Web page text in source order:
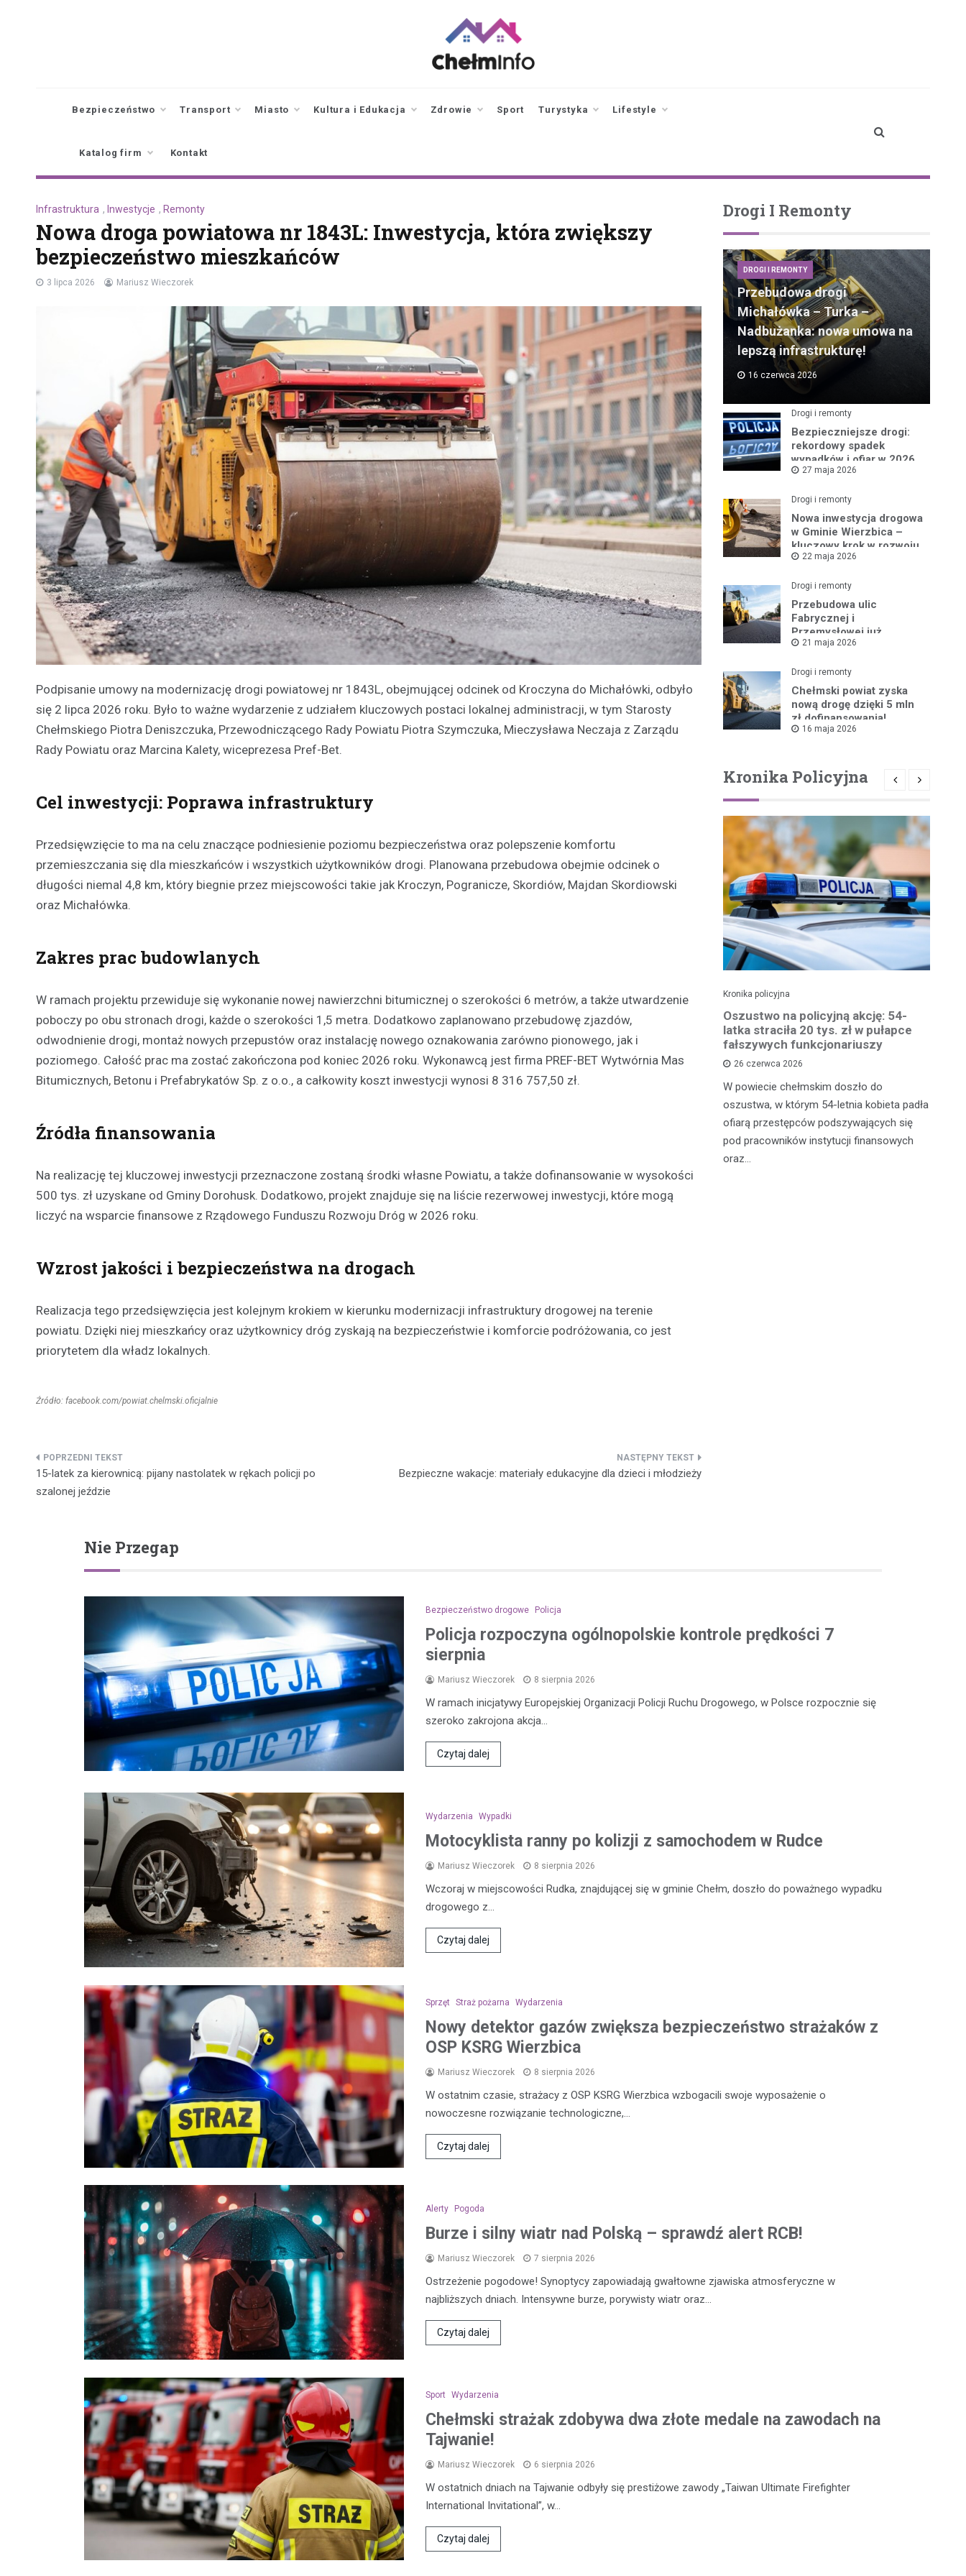
Bezpieczeństwo Transport Miasto Kultura i Edukacja Zdrowie Sport Turystyka Lifestyle
Katalog firm Kontakt
Infrastruktura , Inwestycje , Remonty
Nowa droga powiatowa nr 1843L: Inwestycja, która zwiększy
bezpieczeństwo mieszkańców
3 lipca 2026 Mariusz Wieczorek
Podpisanie umowy na modernizację drogi powiatowej nr 1843L, obejmującej odcinek od Kroczyna do Michałówki, odbyło
się 2 lipca 2026 roku. Było to ważne wydarzenie z udziałem kluczowych postaci lokalnej administracji, w tym Starosty
Chełmskiego Piotra Deniszczuka, Przewodniczącego Rady Powiatu Piotra Szymczuka, Mieczysława Neczaja z Zarządu
Rady Powiatu oraz Marcina Kalety, wiceprezesa Pref-Bet.
Cel inwestycji: Poprawa infrastruktury
Przedsięwzięcie to ma na celu znaczące podniesienie poziomu bezpieczeństwa oraz polepszenie komfortu
przemieszczania się dla mieszkańców i wszystkich użytkowników drogi. Planowana przebudowa obejmie odcinek o
długości niemal 4,8 km, który biegnie przez miejscowości takie jak Kroczyn, Pogranicze, Skordiów, Majdan Skordiowski
oraz Michałówka.
Zakres prac budowlanych
W ramach projektu przewiduje się wykonanie nowej nawierzchni bitumicznej o szerokości 6 metrów, a także utwardzenie
poboczy po obu stronach drogi, każde o szerokości 1,5 metra. Dodatkowo zaplanowano przebudowę zjazdów,
odwodnienie drogi, montaż nowych przepustów oraz instalację nowego oznakowania zarówno pionowego, jak i
poziomego. Całość prac ma zostać zakończona pod koniec 2026 roku. Wykonawcą jest firma PREF-BET Wytwórnia Mas
Bitumicznych, Betonu i Prefabrykatów Sp. z o.o., a całkowity koszt inwestycji wynosi 8 316 757,50 zł.
Źródła finansowania
Na realizację tej kluczowej inwestycji przeznaczone zostaną środki własne Powiatu, a także dofinansowanie w wysokości
500 tys. zł uzyskane od Gminy Dorohusk. Dodatkowo, projekt znajduje się na liście rezerwowej inwestycji, które mogą
liczyć na wsparcie finansowe z Rządowego Funduszu Rozwoju Dróg w 2026 roku.
Wzrost jakości i bezpieczeństwa na drogach
Realizacja tego przedsięwzięcia jest kolejnym krokiem w kierunku modernizacji infrastruktury drogowej na terenie
powiatu. Dzięki niej mieszkańcy oraz użytkownicy dróg zyskają na bezpieczeństwie i komforcie podróżowania, co jest
priorytetem dla władz lokalnych.
Źródło: facebook.com/powiat.chelmski.oficjalnie
Nawigacja
wpisu
15-latek za kierownicą: pijany nastolatek w rękach policji po
szalonej jeździe
Bezpieczne wakacje: materiały edukacyjne dla dzieci i młodzieży
Drogi I Remonty
DROGI I REMONTY
Przebudowa drogi
Michałówka – Turka –
Nadbużanka: nowa umowa na
lepszą infrastrukturę!
16 czerwca 2026
Drogi i remonty
Bezpieczniejsze drogi:
rekordowy spadek
wypadków i ofiar w 2026
roku27 maja 2026
Drogi i remonty
Nowa inwestycja drogowa
w Gminie Wierzbica –
kluczowy krok w rozwoju
regionu
22 maja 2026
Drogi i remonty
Przebudowa ulic
Fabrycznej i
Przemysłowej już
ruszyła!
21 maja 2026
Drogi i remonty
Chełmski powiat zyska
nową drogę dzięki 5 mln
zł dofinansowania!
16 maja 2026
Kronika Policyjna
Kronika policyjna
Mężczyzna zatrzymany za groźby
wobec 15-latka z użyciem broni i
internetu
8 maja 2026
Policja w Chełmie zatrzymała mężczyznę
Kronika policyjna
Oszustwo na policyjną akcję: 54-
latka straciła 20 tys. zł w pułapce
fałszywych funkcjonariuszy
26 czerwca 2026
W powiecie chełmskim doszło do
oszustwa, w którym 54-letnia kobieta padła
ofiarą przestępców podszywających się
pod pracowników instytucji finansowych
oraz…
Nie Przegap
Bezpieczeństwo drogowe Policja
Policja rozpoczyna ogólnopolskie kontrole prędkości 7
sierpnia
Mariusz Wieczorek 8 sierpnia 2026
W ramach inicjatywy Europejskiej Organizacji Policji Ruchu Drogowego, w Polsce rozpocznie się
szeroko zakrojona akcja…
Czytaj dalej
Wydarzenia Wypadki
Motocyklista ranny po kolizji z samochodem w Rudce
Mariusz Wieczorek 8 sierpnia 2026
Wczoraj w miejscowości Rudka, znajdującej się w gminie Chełm, doszło do poważnego wypadku
drogowego z…
Czytaj dalej
Sprzęt Straż pożarna Wydarzenia
Nowy detektor gazów zwiększa bezpieczeństwo strażaków z
OSP KSRG Wierzbica
Mariusz Wieczorek 8 sierpnia 2026
W ostatnim czasie, strażacy z OSP KSRG Wierzbica wzbogacili swoje wyposażenie o
nowoczesne rozwiązanie technologiczne,…
Czytaj dalej
Alerty Pogoda
Burze i silny wiatr nad Polską – sprawdź alert RCB!
Mariusz Wieczorek 7 sierpnia 2026
Ostrzeżenie pogodowe! Synoptycy zapowiadają gwałtowne zjawiska atmosferyczne w
najbliższych dniach. Intensywne burze, porywisty wiatr oraz…
Czytaj dalej
Sport Wydarzenia
Chełmski strażak zdobywa dwa złote medale na zawodach na
Tajwanie!
Mariusz Wieczorek 6 sierpnia 2026
W ostatnich dniach na Tajwanie odbyły się prestiżowe zawody „Taiwan Ultimate Firefighter
International Invitational”, w…
Czytaj dalej